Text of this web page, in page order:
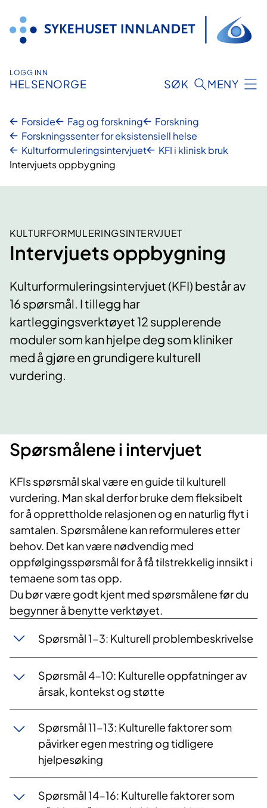
innhold
LOGG INN
HELSENORGE SØK MENY
Forside Fag og forskning
Forskning
Forskningssenter for eksistensiell helse
Kulturformuleringsintervjuet
KFI i klinisk bruk
Intervjuets oppbygning
KULTURFORMULERINGSINTERVJUET
Intervjuets oppbygning
Kulturformuleringsintervjuet (KFI) består av
16 spørsmål. I tillegg har
kartleggingsverktøyet 12 supplerende
moduler som kan hjelpe deg som kliniker
med å gjøre en grundigere kulturell
vurdering.
Spørsmålene i intervjuet
KFIs spørsmål skal være en guide til kulturell
vurdering. Man skal derfor bruke dem fleksibelt
for å opprettholde relasjonen og en naturlig flyt i
samtalen. Spørsmålene kan reformuleres etter
behov. Det kan være nødvendig med
oppfølgingsspørsmål for å få tilstrekkelig innsikt i
temaene som tas opp.
Du bør være godt kjent med spørsmålene før du
begynner å benytte verktøyet.
Spørsmål 1-3: Kulturell problembeskrivelse
Spørsmål 4-10: Kulturelle oppfatninger av
årsak, kontekst og støtte
Spørsmål 11-13: Kulturelle faktorer som
påvirker egen mestring og tidligere
hjelpesøking
Spørsmål 14-16: Kulturelle faktorer som